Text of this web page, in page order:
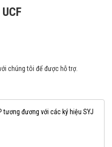
chúng tôi để được hỗ trợ.
tương đương với các ký hiệu SYJ